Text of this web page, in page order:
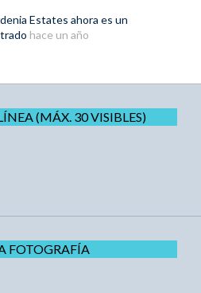
Estates ahora es un
hace un año
(MÁX. 30 VISIBLES)
FOTOGRAFÍA